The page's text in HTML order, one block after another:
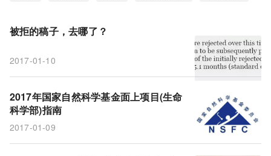
科研
施一公
国家自然科学基金
稿子 免疫治疗
基金
稿件
被拒的稿子，去哪了？
2017-01-10
2017年国家自然科学基金面上项目(生命
科学部)指南
2017-01-09